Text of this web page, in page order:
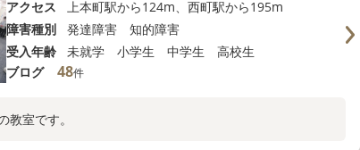
アクセス
上本町駅から124m、西町駅から195m
障害種別
発達障害 知的障害
受入年齢
未就学 小学生 中学生 高校生
ブログ
48件
室です。